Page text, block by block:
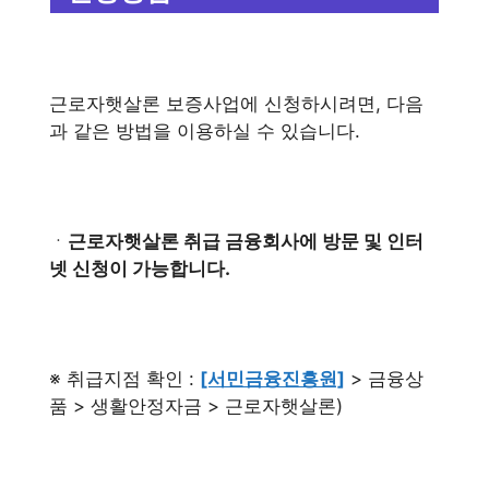
근로자햇살론 보증사업에 신청하시려면, 다음
과 같은 방법을 이용하실 수 있습니다.
ㆍ 근로자햇살론 취급 금융회사에 방문 및 인터
넷 신청이 가능합니다.
※ 취급지점 확인 : [서민금융진흥원] > 금융상
품 > 생활안정자금 > 근로자햇살론)